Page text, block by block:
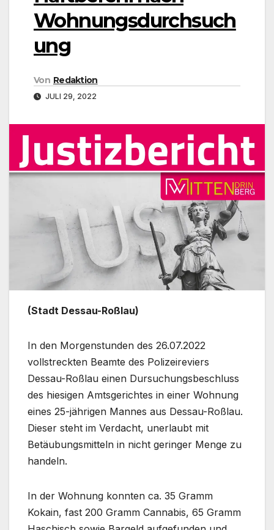
Wohnungsdurchsuch
ung
Von Redaktion
JULI 29, 2022
(Stadt Dessau-Roßlau)
In den Morgenstunden des 26.07.2022
vollstreckten Beamte des Polizeireviers
Dessau-Roßlau einen Dursuchungsbeschluss
des hiesigen Amtsgerichtes in einer Wohnung
eines 25-jährigen Mannes aus Dessau-Roßlau.
Dieser steht im Verdacht, unerlaubt mit
Betäubungsmitteln in nicht geringer Menge zu
handeln.
In der Wohnung konnten ca. 35 Gramm
Kokain, fast 200 Gramm Cannabis, 65 Gramm